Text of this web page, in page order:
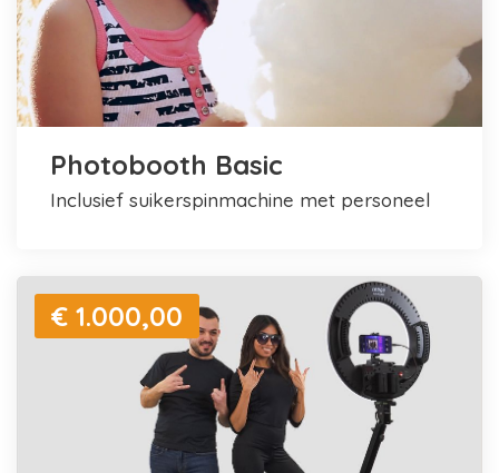
Photobooth Basic
inclusief suikerspinmachine met personeel
€ 1.000,00